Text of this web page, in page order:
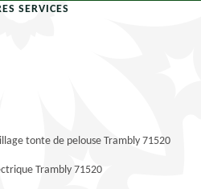
SERVICES
tonte de pelouse Trambly 71520
Trambly 71520